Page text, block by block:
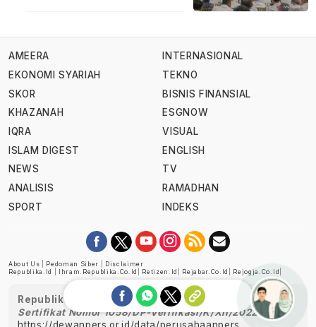
AMEERA
EKONOMI SYARIAH
SKOR
KHAZANAH
IQRA
ISLAM DIGEST
NEWS
ANALISIS
SPORT
INTERNASIONAL
TEKNO
BISNIS FINANSIAL
ESGNOW
VISUAL
ENGLISH
TV
RAMADHAN
INDEKS
About Us Pedoman Siber
Disclaimer
Republika.id
Ihram.republika.co.id Retizen.id Rejabar.co.id Rejogja.co.id
Republika telah diverifikasi oleh Dewan Pers
Sertifikat Nomor 1058/DP-Verifikasi/K/XII/2022